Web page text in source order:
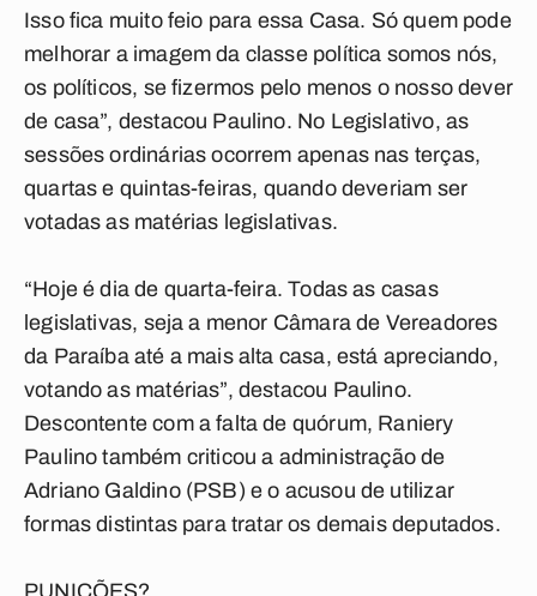
Isso fica muito feio para essa Casa. Só quem pode
melhorar a imagem da classe política somos nós,
os políticos, se fizermos pelo menos o nosso dever
de casa”, destacou Paulino. No Legislativo, as
sessões ordinárias ocorrem apenas nas terças,
quartas e quintas-feiras, quando deveriam ser
votadas as matérias legislativas.
“Hoje é dia de quarta-feira. Todas as casas
legislativas, seja a menor Câmara de Vereadores
da Paraíba até a mais alta casa, está apreciando,
votando as matérias”, destacou Paulino.
Descontente com a falta de quórum, Raniery
Paulino também criticou a administração de
Adriano Galdino (PSB) e o acusou de utilizar
formas distintas para tratar os demais deputados.
PUNIÇÕES?